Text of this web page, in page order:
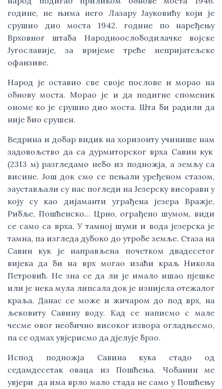
године, не њима него Лазару Јауковићу који је
срушио дио моста 1942. године по наређењу
Врховног штаба Народноослободилачке војске
Југославије, за вријеме треће непријатељске
офанзиве.
Народ је оставио све своје послове и морао на
обнову моста. Морао је и да подигне споменик
ономе ко је срушио дио моста. Шта би радили да
није био срушен.
Ведрина и добар видик на хоризонту учинише нам
задовољство да са дурмиторског врха Савин кук
(2313 м) разгледамо небо из подножја, а земљу са
висине. Још док смо се пењали уређеном стазом,
заустављали су нас погледи на Језерску висоравн у
коју су као дијаманти уграђена језера Вражје,
Рибље, Пошћенско… Црно, ограђено шумом, види
се само са врха. У тамној шуми и вода језерска је
тамна, па изгледа дубоко до утробе земље. Стаза на
Савин кук је направљена почетком двадесетог
вијека да би на врх могао изаћи краљ Никола
Петровић. Не зна се да ли је имало ишао пјешке
или је нека мула липсала док је изнијела отежалог
краља. Данас се може и жичаром до под врх, на
љековиту Савину воду. Кад се написмо с мале
чесме овог необично високог извора огладњесмо,
па се одмах увјерисмо да дјелује брзо.
Испод подножја Савина кука стадо од
седамдесетак оваца из Пошћења. Чобанин ме
увјери да има врло мало стада не само у Пошћењу